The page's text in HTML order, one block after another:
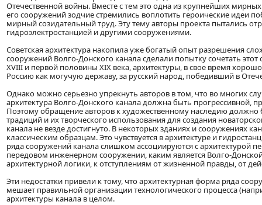
Отечественной войны. Вместе с тем это одна из крупнейших
его сооружений зодчие стремились воплотить героические идеи
мирный созидательный труд. Эту тему авторы проекта пытались
гидроэлектростанцией и другими сооружениями.
Советская архитектура накопила уже богатый опыт разрешения
сооружений Волго-Донского канала сделали попытку сочетать
XVIII и первой половины XIX века, архитектуры, в свое время
Россию как могучую державу, за русский народ, победивший в
Однако можно серьезно упрекнуть авторов в том, что во многих
архитектура Волго-Донского канала должна быть прогрессивной,
Поэтому обращение авторов к художественному наследию должно
традиций и их творческого использования для создания
канала не везде достигнуто. В некоторых зданиях и сооружениях
классическим образцам. Это чувствуется в архитектуре и
ряда сооружений канала слишком ассоциируются с архитектурой
передовом инженерном сооружении, каким является Волго-
архитектурной логики, к отступлениям от жизненной правды, от
Эти недостатки привели к тому, что архитектурная форма ряда
мешает правильной организации технологического процесса
архитектуры канала в целом.